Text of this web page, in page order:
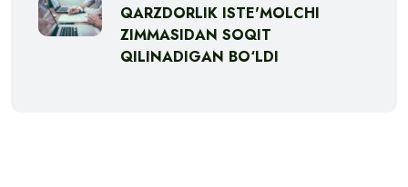
QARZDORLIK ISTE'MOLCHI
ZIMMASIDAN SOQIT
QILINADIGAN BO‘LDI